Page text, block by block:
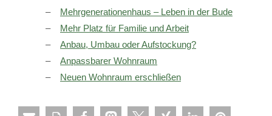
Mehrgenerationenhaus – Leben in der Bude
Mehr Platz für Familie und Arbeit
Anbau, Umbau oder Aufstockung?
Anpassbarer Wohnraum
Neuen Wohnraum erschließen